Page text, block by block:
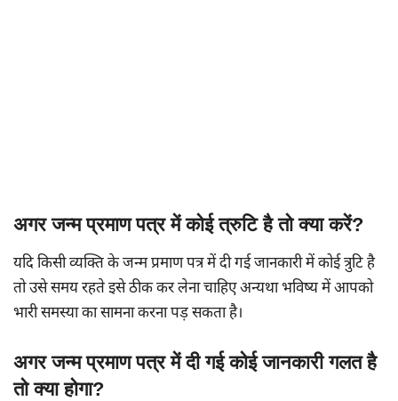
अगर जन्म प्रमाण पत्र में कोई त्रुटि है तो क्या करें?
यदि किसी व्यक्ति के जन्म प्रमाण पत्र में दी गई जानकारी में कोई त्रुटि है
तो उसे समय रहते इसे ठीक कर लेना चाहिए अन्यथा भविष्य में आपको
भारी समस्या का सामना करना पड़ सकता है।
अगर जन्म प्रमाण पत्र में दी गई कोई जानकारी गलत है
तो क्या होगा?